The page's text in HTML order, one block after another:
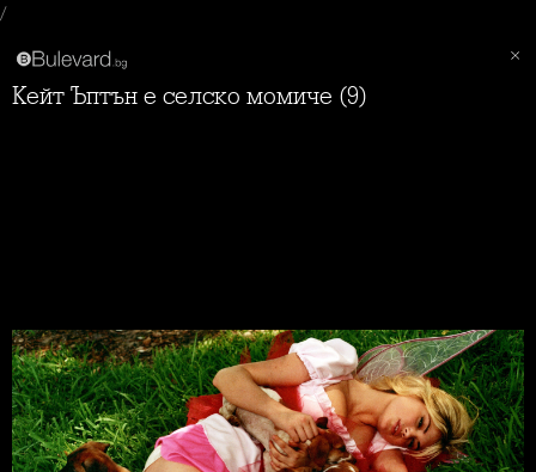
/
Кейт Ъптън е селско момиче (9)